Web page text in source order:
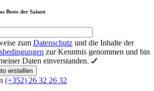
Beste der Saison
zum Datenschutz und die Inhalte der
zur Kenntnis genommen und bin
Daten einverstanden.
erstellen
(+352) 26 32 26 32